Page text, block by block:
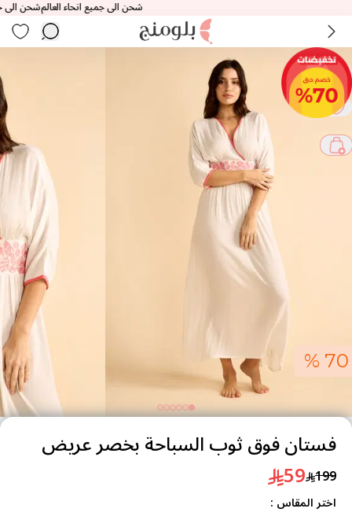
شحن الى جميع انحاء العالمشحن الى جميع
70 %
فستان فوق ثوب السباحة بخصر عريض
199
59
اختر المقاس :